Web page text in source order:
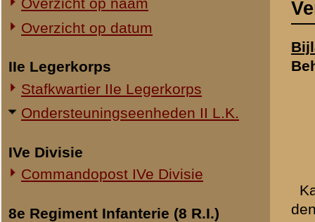
Commandopost IVe Divisie
8e Regiment Infanterie (8 R.I.)
1e Bataljon (I-8 R.I.)
2e Bataljon (II-8 R.I.)
3e Bataljon (III-8 R.I.)
Ondersteuningseenheden 8 R.I.
2e Bataljon (II-11 R.I.)
3e Bataljon (III-11 R.I.)
19e Regiment Infanterie (19 R.I.)
Kapitein Gelderman
de troepen, die
Toen de Kapitein
volgens hun zeggen,
sergeanten. Het waren
met de grootste moeite te